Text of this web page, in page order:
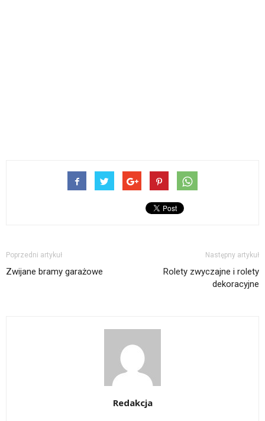
Poprzedni artykuł
Zwijane bramy garażowe
Następny artykuł
Rolety zwyczajne i rolety
dekoracyjne
Redakcja